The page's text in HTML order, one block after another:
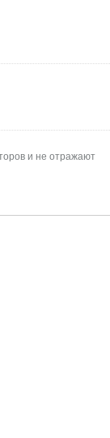
и не отражают